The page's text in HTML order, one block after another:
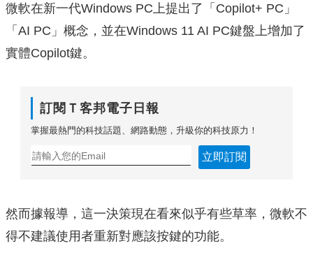
微軟在新一代Windows PC上提出了「Copilot+ PC」
「AI PC」概念，並在Windows 11 AI PC鍵盤上增加了
實體Copilot鍵。
訂閱Ｔ客邦電子日報
掌握最熱門的科技話題、網路動態，升級你的科技原力！
立即訂閱
然而據報導，這一決策現在看來似乎有些草率，微軟不
得不建議使用者重新對應該按鍵的功能。